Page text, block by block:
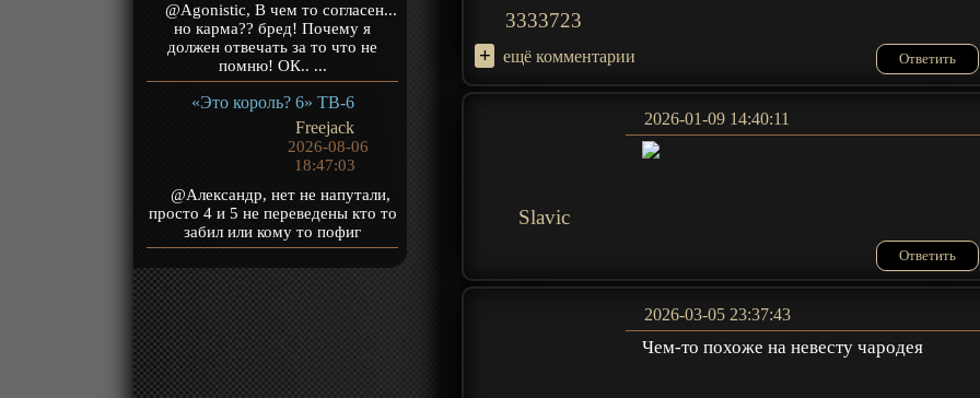
@Agonistic, В чем то согласен...
но карма?? бред! Почему я
должен отвечать за то что не
помню! ОК.. ...
«Это король? 6» ТВ-6
Freejack
2026-08-06
18:47:03
@Александр, нет не напутали,
просто 4 и 5 не переведены кто то
забил или кому то пофиг
3333723
+ ещё комментарии Ответить
Slavic
2026-01-09 14:40:11
Ответить
2026-03-05 23:37:43
Чем-то похоже на невесту чародея